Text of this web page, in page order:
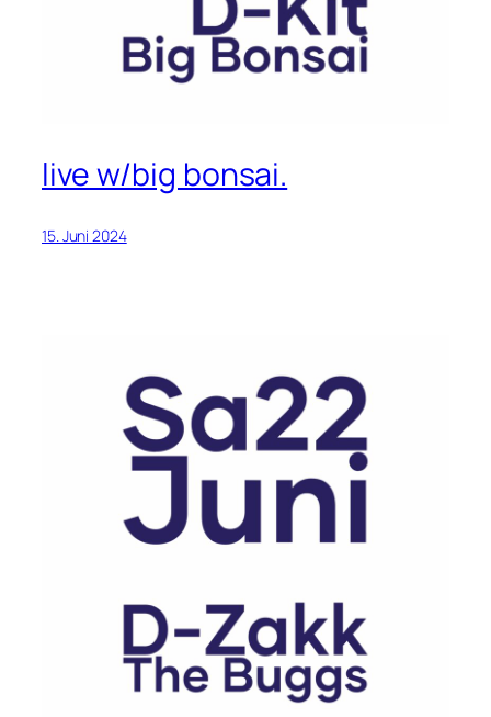
live w/big bonsai.
15. Juni 2024